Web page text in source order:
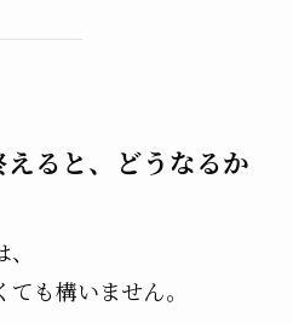
ると、どうなるか
も構いません。